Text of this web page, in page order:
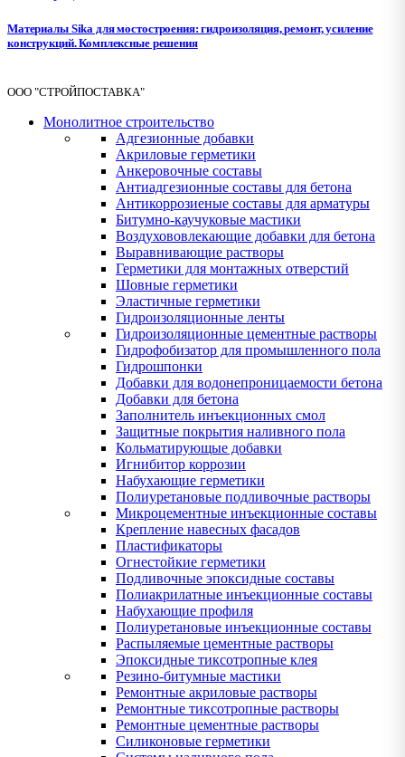
Материалы Sika для мостостроения: гидроизоляция, ремонт, усиление
конструкций. Комплексные решения
ООО "СТРОЙПОСТАВКА"
Монолитное строительство
Адгезионные добавки
Акриловые герметики
Анкеровочные составы
Антиадгезионные составы для бетона
Антикоррозиеные составы для арматуры
Битумно-каучуковые мастики
Воздухововлекающие добавки для бетона
Выравнивающие растворы
Герметики для монтажных отверстий
Шовные герметики
Эластичные герметики
Гидроизоляционные ленты
Гидроизоляционные цементные растворы
Гидрофобизатор для промышленного пола
Гидрошпонки
Добавки для водонепроницаемости бетона
Добавки для бетона
Заполнитель инъекционных смол
Защитные покрытия наливного пола
Кольматирующые добавки
Игнибитор коррозии
Набухающие герметики
Полиуретановые подливочные растворы
Микроцементные инъекционные составы
Крепление навесных фасадов
Пластификаторы
Огнестойкие герметики
Подливочные эпоксидные составы
Полиакрилатные инъекционные составы
Набухающие профиля
Полиуретановые инъекционные составы
Распыляемые цементные растворы
Эпоксидные тиксотропные клея
Резино-битумные мастики
Ремонтные акриловые растворы
Ремонтные тиксотропные растворы
Ремонтные цементные растворы
Силиконовые герметики